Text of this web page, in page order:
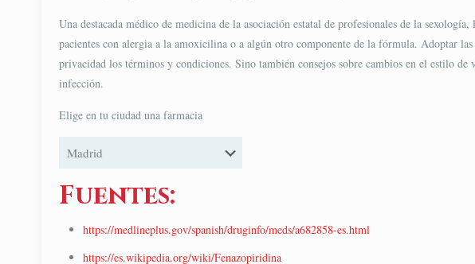
Una destacada médico de medicina de la asociación estatal de profesionales de la
pacientes con alergia a la amoxicilina o a algún otro componente de la fórmula. Adoptar
privacidad los términos y condiciones. Sino también consejos sobre cambios en el estilo
infección.
Elige en tu ciudad una farmacia
Fuentes:
https://medlineplus.gov/spanish/druginfo/meds/a682858-es.html
https://es.wikipedia.org/wiki/Fenazopiridina